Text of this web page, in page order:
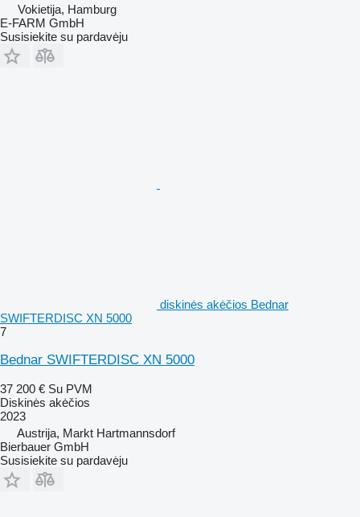
Vokietija, Hamburg
E-FARM GmbH
Susisiekite su pardavėju
diskinės akėčios Bednar
SWIFTERDISC XN 5000
7
Bednar SWIFTERDISC XN 5000
37 200 € Su PVM
Diskinės akėčios
2023
Austrija, Markt Hartmannsdorf
Bierbauer GmbH
Susisiekite su pardavėju